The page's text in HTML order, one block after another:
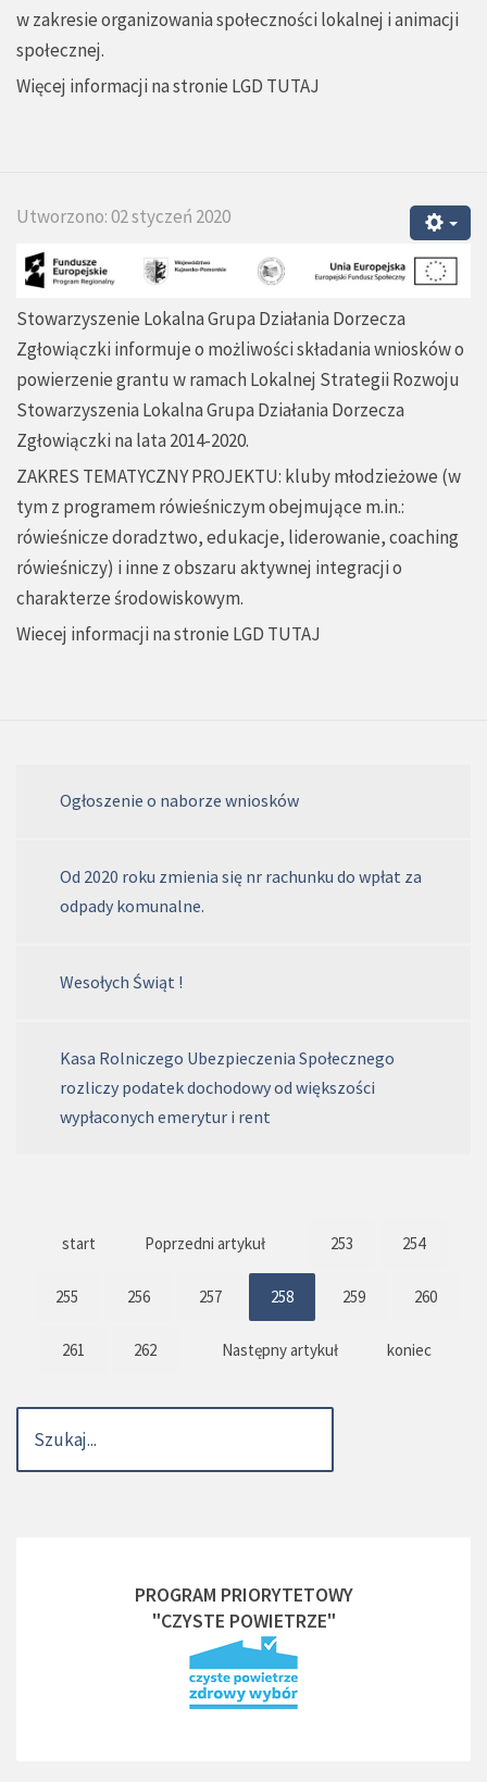
w zakresie organizowania społeczności lokalnej i animacji
społecznej.
Więcej informacji na stronie LGD TUTAJ
Utworzono: 02 styczeń 2020
Stowarzyszenie Lokalna Grupa Działania Dorzecza
Zgłowiączki informuje o możliwości składania wniosków o
powierzenie grantu w ramach Lokalnej Strategii Rozwoju
Stowarzyszenia Lokalna Grupa Działania Dorzecza
Zgłowiączki na lata 2014-2020.
ZAKRES TEMATYCZNY PROJEKTU: kluby młodzieżowe (w
tym z programem rówieśniczym obejmujące m.in.:
rówieśnicze doradztwo, edukacje, liderowanie, coaching
rówieśniczy) i inne z obszaru aktywnej integracji o
charakterze środowiskowym.
Wiecej informacji na stronie LGD TUTAJ
Ogłoszenie o naborze wniosków
Od 2020 roku zmienia się nr rachunku do wpłat za
odpady komunalne.
Wesołych Świąt !
Kasa Rolniczego Ubezpieczenia Społecznego
rozliczy podatek dochodowy od większości
wypłaconych emerytur i rent
start Poprzedni artykuł 253 254
255 256 257 258 259 260
261 262 Następny artykuł koniec
PROGRAM PRIORYTETOWY
"CZYSTE POWIETRZE"